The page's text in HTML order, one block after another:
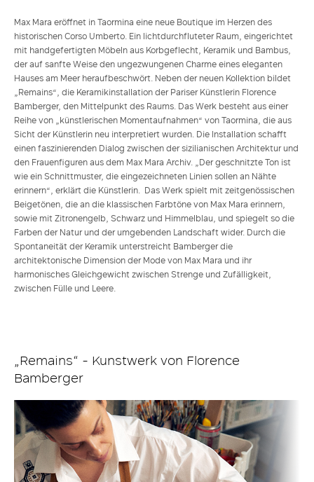
Max Mara eröffnet in Taormina eine neue Boutique im Herzen des
historischen Corso Umberto. Ein lichtdurchfluteter Raum, eingerichtet
mit handgefertigten Möbeln aus Korbgeflecht, Keramik und Bambus,
der auf sanfte Weise den ungezwungenen Charme eines eleganten
Hauses am Meer heraufbeschwört. Neben der neuen Kollektion bildet
„Remains“, die Keramikinstallation der Pariser Künstlerin Florence
Bamberger, den Mittelpunkt des Raums. Das Werk besteht aus einer
Reihe von „künstlerischen Momentaufnahmen“ von Taormina, die aus
Sicht der Künstlerin neu interpretiert wurden. Die Installation schafft
einen faszinierenden Dialog zwischen der sizilianischen Architektur und
den Frauenfiguren aus dem Max Mara Archiv. „Der geschnitzte Ton ist
wie ein Schnittmuster, die eingezeichneten Linien sollen an Nähte
erinnern“, erklärt die Künstlerin. Das Werk spielt mit zeitgenössischen
Beigetönen, die an die klassischen Farbtöne von Max Mara erinnern,
sowie mit Zitronengelb, Schwarz und Himmelblau, und spiegelt so die
Farben der Natur und der umgebenden Landschaft wider. Durch die
Spontaneität der Keramik unterstreicht Bamberger die
architektonische Dimension der Mode von Max Mara und ihr
harmonisches Gleichgewicht zwischen Strenge und Zufälligkeit,
zwischen Fülle und Leere.
„Remains“ - Kunstwerk von Florence
Bamberger